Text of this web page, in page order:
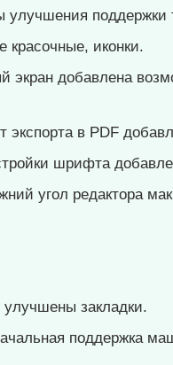
улучшения
красочные, иконки.
экран добавлена
экспорта в PDF
шрифта
угол редактора
улучшены закладки.
поддержка